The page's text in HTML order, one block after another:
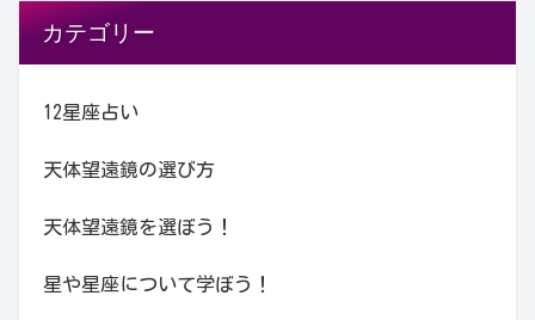
カテゴリー
12星座占い
天体望遠鏡の選び方
天体望遠鏡を選ぼう！
星や星座について学ぼう！